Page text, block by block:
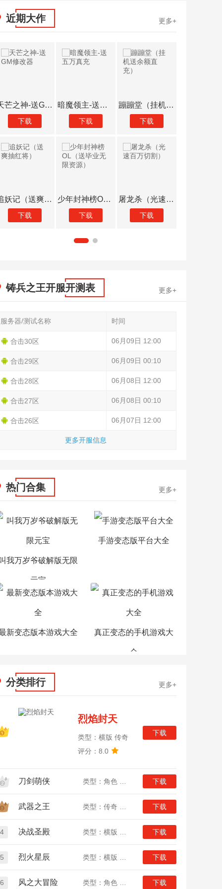
近期大作 更多+
皇者（无限648提充器）
下载 下载
诸世王者（0元劫服版）
下载
众神大陆（元宇宙地藏养龙）
下载
猫咪大陆（送GM毕业阵容）
下载
富甲萌国（狂飙强哥送豪礼）
下载
铸兵之王开服开测表 更多+
更多开服信息
服务器/测试名称 时间
合击30区 06月09日 12:00
合击29区 06月09日 00:10
合击28区 06月08日 12:00
合击27区 06月08日 00:10
合击26区 06月07日 12:00
热门合集 更多+
我万岁爷破解版无限
元宝
手游变态版平台大全
新变态版本游戏大全 真正变态的手机游戏大
全
分类排行 更多+
烈焰封天
类型：横版 传奇
评分：8.0
下载
刀剑萌侠 下载
武器之王 下载
4 决战圣殿 下载
5 烈火星辰 下载
6 风之大冒险 下载